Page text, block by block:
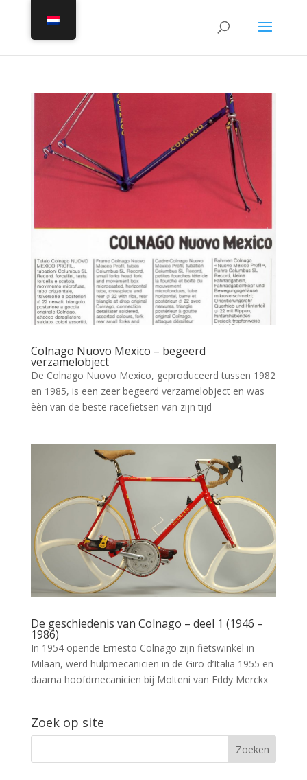
Colnago Nuovo Mexico – begeerd
verzamelobject
De Colnago Nuovo Mexico, geproduceerd tussen 1982
en 1985, is een zeer begeerd verzamelobject en was
èèn van de beste racefietsen van zijn tijd
De geschiedenis van Colnago – deel 1 (1946 –
1986)
In 1954 opende Ernesto Colnago zijn fietswinkel in
Milaan, werd hulpmecanicien in de Giro d’Italia 1955 en
daarna hoofdmecanicien bij Molteni van Eddy Merckx
Zoek op site